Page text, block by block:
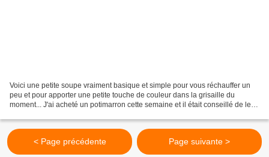
Voici une petite soupe vraiment basique et simple pour vous réchauffer un
peu et pour apporter une petite touche de couleur dans la grisaille du
moment... J'ai acheté un potimarron cette semaine et il était conseillé de le
< Page précédente Page suivante >